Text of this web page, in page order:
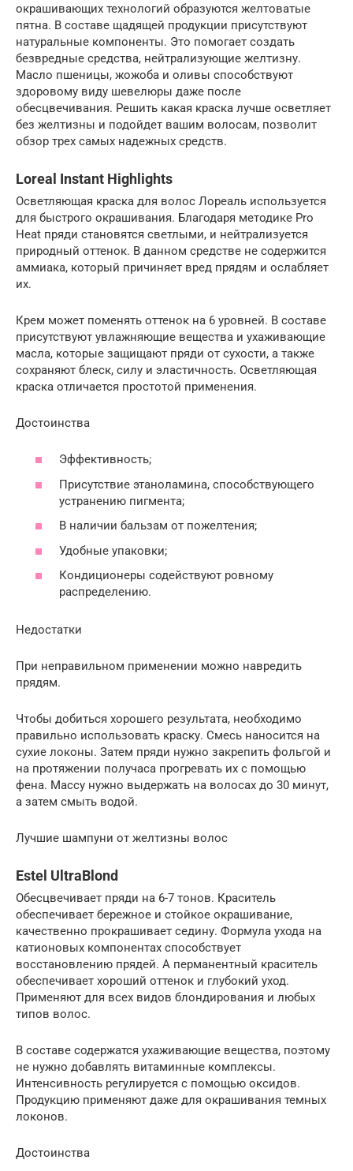
окрашивающих технологий образуются желтоватые
пятна. В составе щадящей продукции присутствуют
натуральные компоненты. Это помогает создать
безвредные средства, нейтрализующие желтизну.
Масло пшеницы, жожоба и оливы способствуют
здоровому виду шевелюры даже после
обесцвечивания. Решить какая краска лучше осветляет
без желтизны и подойдет вашим волосам, позволит
обзор трех самых надежных средств.
Loreal Instant Highlights
Осветляющая краска для волос Лореаль используется
для быстрого окрашивания. Благодаря методике Pro
Heat пряди становятся светлыми, и нейтрализуется
природный оттенок. В данном средстве не содержится
аммиака, который причиняет вред прядям и ослабляет
их.
Крем может поменять оттенок на 6 уровней. В составе
присутствуют увлажняющие вещества и ухаживающие
масла, которые защищают пряди от сухости, а также
сохраняют блеск, силу и эластичность. Осветляющая
краска отличается простотой применения.
Достоинства
Эффективность;
Присутствие этаноламина, способствующего
устранению пигмента;
В наличии бальзам от пожелтения;
Удобные упаковки;
Кондиционеры содействуют ровному
распределению.
Недостатки
При неправильном применении можно навредить
прядям.
Чтобы добиться хорошего результата, необходимо
правильно использовать краску. Смесь наносится на
сухие локоны. Затем пряди нужно закрепить фольгой и
на протяжении получаса прогревать их с помощью
фена. Массу нужно выдержать на волосах до 30 минут,
а затем смыть водой.
Лучшие шампуни от желтизны волос
Estel UltraBlond
Обесцвечивает пряди на 6-7 тонов. Краситель
обеспечивает бережное и стойкое окрашивание,
качественно прокрашивает седину. Формула ухода на
катионовых компонентах способствует
восстановлению прядей. А перманентный краситель
обеспечивает хороший оттенок и глубокий уход.
Применяют для всех видов блондирования и любых
типов волос.
В составе содержатся ухаживающие вещества, поэтому
не нужно добавлять витаминные комплексы.
Интенсивность регулируется с помощью оксидов.
Продукцию применяют даже для окрашивания темных
локонов.
Достоинства